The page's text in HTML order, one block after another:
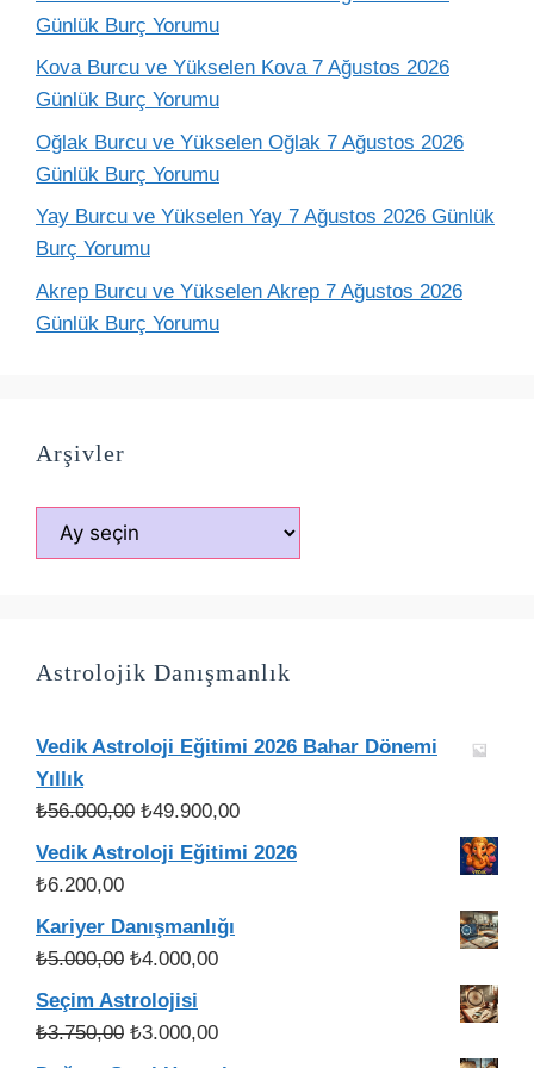
Günlük Burç Yorumu
Kova Burcu ve Yükselen Kova 7 Ağustos 2026
Günlük Burç Yorumu
Oğlak Burcu ve Yükselen Oğlak 7 Ağustos 2026
Günlük Burç Yorumu
Yay Burcu ve Yükselen Yay 7 Ağustos 2026 Günlük
Burç Yorumu
Akrep Burcu ve Yükselen Akrep 7 Ağustos 2026
Günlük Burç Yorumu
Arşivler
Arşivler
Astrolojik Danışmanlık
Vedik Astroloji Eğitimi 2026 Bahar Dönemi
Yıllık
₺56.000,00 Orijinal
fiyat:
₺49.900,00Şu
andaki
Vedik Astroloji Eğitimi 2026
₺6.200,00
Kariyer Danışmanlığı
₺5.000,00 Orijinal
fiyat:
₺5.000,00.
₺4.000,00Şu
Seçim Astrolojisi
₺3.750,00 Orijinal
fiyat:
₺3.000,00Şu
andaki